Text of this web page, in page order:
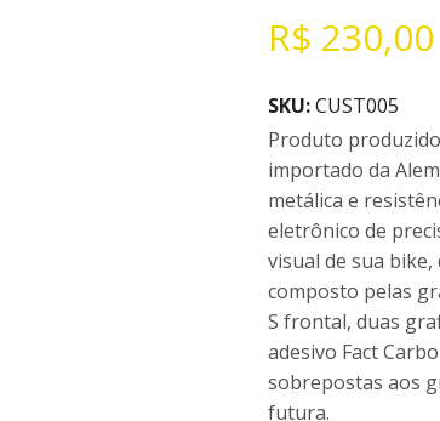
R$ 230,00
SKU:CUST005
Produto
importado da
metálica e
eletrônico de
visual de sua
composto pelas
S frontal, duas
adesivo Fact
sobrepostas aos
futura.